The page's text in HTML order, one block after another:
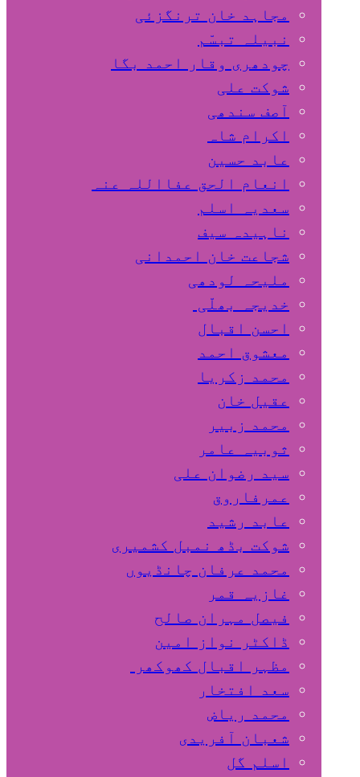
مجاہد خان ترنگزئی
نبیلہ تبسّم
چودھری وقار احمد بگا
شوکت علی
آصف سندھی
اکرام شاہ
عابد حسین
انعام الحق عفااللہ عنہ
سعدیہ اسلم
ناہیدہ سیف
شجاعت خان احمدانی
ملیحہ لودھی
خدیجہ بھلّی
احسن اقبال
معشوق احمد
محمد زکریا
عقیل خان
محمد زبیر
ثوبیہ عامر
سید رضوان علی
عمرفاروق
عابد رشید
شوکت بڈھ نمبل کشمیری
محمد عرفان چانڈیوں
غازیہ قمر
فیصل مہران صالح
ڈاکٹر نواز امین
مظہر اقبال کھوکھر
سعد افتخار
محمد ریاض
شعبان آفریدی
اسلم گل